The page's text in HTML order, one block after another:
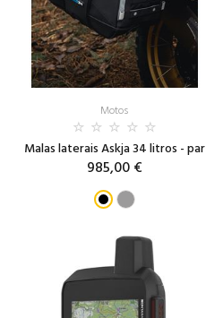
Motos
Malas laterais Askja 34 litros - par
985,00 €